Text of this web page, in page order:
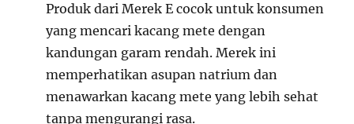
Produk dari Merek E cocok untuk konsumen
yang mencari kacang mete dengan
kandungan garam rendah. Merek ini
memperhatikan asupan natrium dan
menawarkan kacang mete yang lebih sehat
tanpa mengurangi rasa.